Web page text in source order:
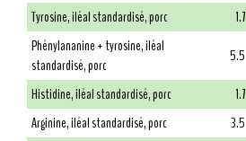
Tyrosine, iléal standardisé, porc
1.7
Phénylananine + tyrosine, iléal
standardisé, porc
5.5
Histidine, iléal standardisé, porc
1.7
Arginine, iléal standardisé, porc
3.5